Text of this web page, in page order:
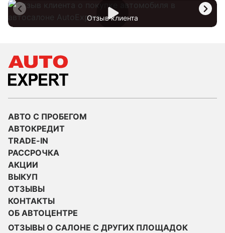
Отзыв клиента
АВТО С ПРОБЕГОМ
АВТОКРЕДИТ
TRADE-IN
РАССРОЧКА
АКЦИИ
ВЫКУП
ОТЗЫВЫ
КОНТАКТЫ
ОБ АВТОЦЕНТРЕ
ОТЗЫВЫ О САЛОНЕ С ДРУГИХ ПЛОЩАДОК